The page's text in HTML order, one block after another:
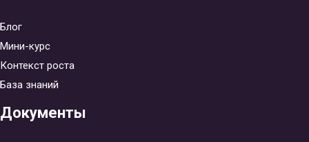
Блог
Мини-курс
Контекст роста
База знаний
Документы